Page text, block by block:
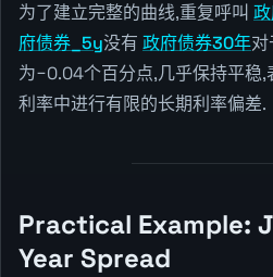
为了建立完整的曲线,重复呼叫
府债券_5y没有 政府债券30年
为−0.04个百分点,几乎保持平稳
利率中进行有限的长期利率偏差.
Practical Example:
Year Spread